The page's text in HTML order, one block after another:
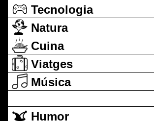
Tecnologia
Natura
Cuina
Viatges
Música
Humor